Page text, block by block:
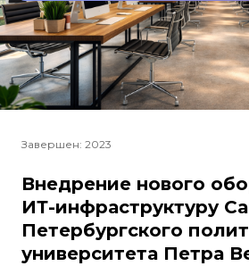
Завершен: 2023
Внедрение нового
ИТ-инфраструктуру
Петербургского
университета Петра